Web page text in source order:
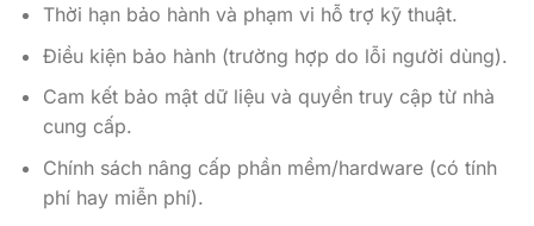
Thời hạn bảo hành và phạm vi hỗ trợ kỹ thuật.
Điều kiện bảo hành (trường hợp do lỗi người dùng).
Cam kết bảo mật dữ liệu và quyền truy cập từ nhà
cung cấp.
Chính sách nâng cấp phần mềm/hardware (có tính
phí hay miễn phí).